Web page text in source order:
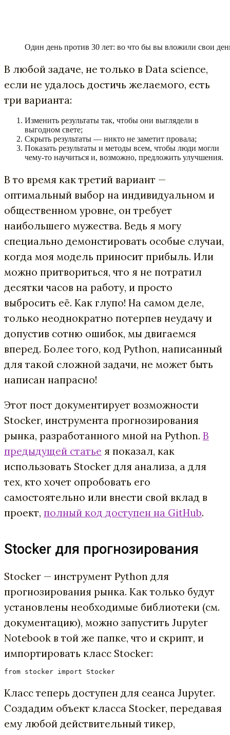
Один день против 30 лет: во что бы вы вложили свои
В любой задаче, не только в Data science,
если не удалось достичь желаемого, есть
три варианта:
Изменить результаты так, чтобы они выглядели в
выгодном свете;
Скрыть результаты — никто не заметит провала;
Показать результаты и методы всем, чтобы люди могли
чему-то научиться и, возможно, предложить улучшения.
В то время как третий вариант —
оптимальный выбор на индивидуальном и
общественном уровне, он требует
наибольшего мужества. Ведь я могу
специально демонстировать особые случаи,
когда моя модель приносит прибыль. Или
можно притвориться, что я не потратил
десятки часов на работу, и просто
выбросить её. Как глупо! На самом деле,
только неоднократно потерпев неудачу и
допустив сотню ошибок, мы двигаемся
вперед. Более того, код Python, написанный
для такой сложной задачи, не может быть
написан напрасно!
Этот пост документирует возможности
Stocker, инструмента прогнозирования
рынка, разработанного мной на Python. В
предыдущей статье я показал, как
использовать Stocker для анализа, а для
тех, кто хочет опробовать его
самостоятельно или внести свой вклад в
проект, полный код доступен на GitHub.
Stocker для прогнозирования
Stocker — инструмент Python для
прогнозирования рынка. Как только будут
установлены необходимые библиотеки (см.
документацию), можно запустить Jupyter
Notebook в той же папке, что и скрипт, и
импортировать класс Stocker:
from stocker import Stocker
Класс теперь доступен для сеанса Jupyter.
Создадим объект класса Stocker, передавая
ему любой действительный тикер,